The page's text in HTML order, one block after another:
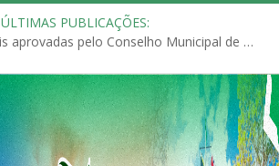
ÚLTIMAS PUBLICAÇÕES:
Políticas Municipais aprovadas pelo Conselho Municipal de Educação (CME)